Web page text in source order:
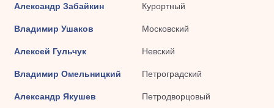
Александр Забайкин Курортный
Владимир Ушаков Московский
Алексей Гульчук Невский
Владимир Омельницкий Петроградский
Александр Якушев Петродворцовый